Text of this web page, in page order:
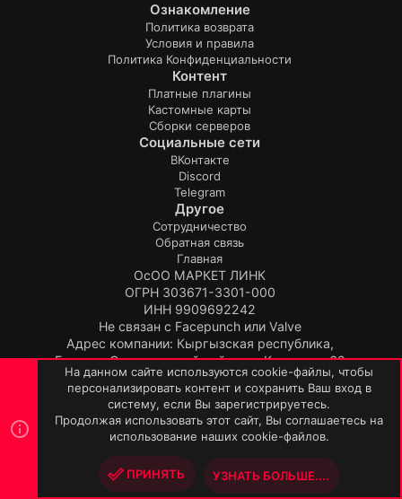
Ознакомление
Политика возврата
Условия и правила
Политика Конфиденциальности
Контент
Платные плагины
Кастомные карты
Сборки серверов
Социальные сети
ВКонтакте
Discord
Telegram
Другое
Сотрудничество
Обратная связь
Главная
ОсОО МАРКЕТ ЛИНК
ОГРН 303671-3301-000
ИНН 9909692242
Не связан с Facepunch или Valve
Адрес компании: Кыргызская республика,
Бишкек, Свердловский район, ул.Киевская, 62
Продукт:TopPlugin
© TopPlugin 2019-2026.
R
S
S
На данном сайте используются cookie-файлы, чтобы
персонализировать контент и сохранить Ваш вход в
систему, если Вы зарегистрируетесь.
Продолжая использовать этот сайт, Вы соглашаетесь на
использование наших cookie-файлов.
ПРИНЯТЬ УЗНАТЬ БОЛЬШЕ....